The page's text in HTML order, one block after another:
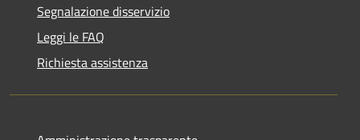
Segnalazione disservizio
Leggi le FAQ
Richiesta assistenza